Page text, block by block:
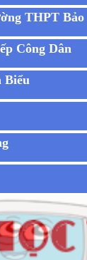
THPT
Công Dân
Biểu